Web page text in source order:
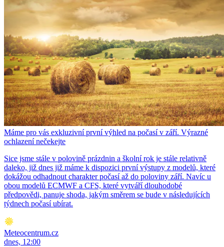
Máme pro vás exkluzivní první výhled na počasí v září. Výrazné
ochlazení nečekejte
Sice jsme stále v polovině prázdnin a školní rok je stále relativně
daleko, již dnes již máme k dispozici první výstupy z modelů, které
dokážou odhadnout charakter počasí až do poloviny září. Navíc u
obou modelů ECMWF a CFS, které vytváří dlouhodobé
předpovědi, panuje shoda, jakým směrem se bude v následujících
týdnech počasí ubírat.
Meteocentrum.cz
dnes, 12:00